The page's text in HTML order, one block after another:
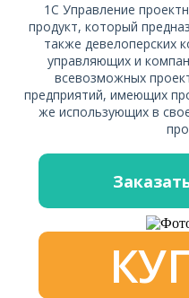
1С Управление
продукт, который
также девелоперских
управляющих и
всевозможных
предприятий, имеющих
же использующих в